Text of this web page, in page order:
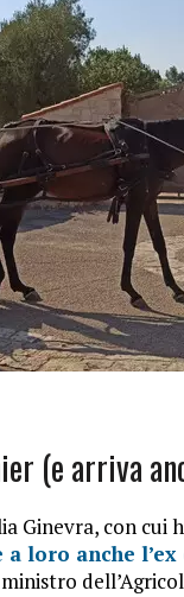
(e arriva
Ginevra, con cui
a loro anche